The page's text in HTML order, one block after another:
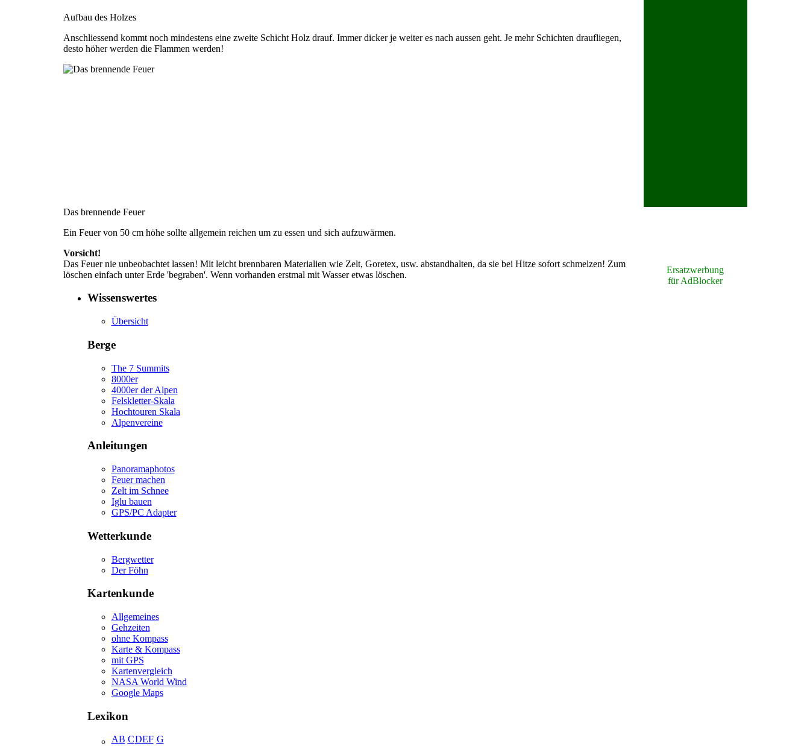
Ersatzwerbung
für AdBlocker
Aufbau des Holzes
Anschliessend kommt noch mindestens eine zweite Schicht Holz drauf. Immer dicker je weiter es nach aussen geht. Je mehr Schichten draufliegen,
desto höher werden die Flammen werden!
Das brennende Feuer
Ein Feuer von 50 cm höhe sollte allgemein reichen um zu essen und sich aufzuwärmen.
Vorsicht!
Das Feuer nie unbeobachtet lassen! Mit leicht brennbaren Materialien wie Zelt, Goretex, usw. abstandhalten, da sie bei Hitze sofort schmelzen! Zum
löschen einfach unter Erde 'begraben'. Wenn vorhanden erstmal mit Wasser etwas löschen.
Wissenswertes
Übersicht
Berge
The 7 Summits
8000er
4000er der Alpen
Felskletter-Skala
Hochtouren Skala
Alpenvereine
Anleitungen
Panoramaphotos
Feuer machen
Zelt im Schnee
Iglu bauen
GPS/PC Adapter
Wetterkunde
Bergwetter
Der Föhn
Kartenkunde
Allgemeines
Gehzeiten
ohne Kompass
Karte & Kompass
mit GPS
Kartenvergleich
NASA World Wind
Google Maps
Lexikon
AB CDEF G